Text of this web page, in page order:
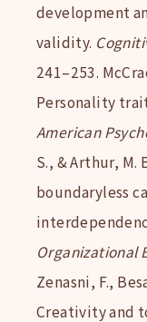
development
validity.
241–253.
Personality
American
S., & Arthur, M.
boundaryless
Organizational
Zenasni, F.,
Creativity and